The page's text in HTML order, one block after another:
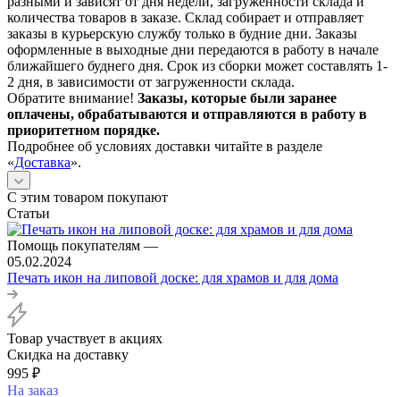
количества товаров в заказе. Склад собирает и отправляет
заказы в курьерскую службу только в будние дни. Заказы
оформленные в выходные дни передаются в работу в начале
ближайшего буднего дня. Срок из сборки может составлять 1-
2 дня, в зависимости от загруженности склада.
Обратите внимание! Заказы, которые были заранее
оплачены, обрабатываются и отправляются в работу в
приоритетном порядке.
Подробнее об условиях доставки читайте в разделе
«Доставка».
С этим товаром покупают
Статьи
Помощь покупателям —
05.02.2024
Печать икон на липовой доске: для храмов и для дома
Товар участвует в акциях
Скидка на доставку
995 ₽
На заказ